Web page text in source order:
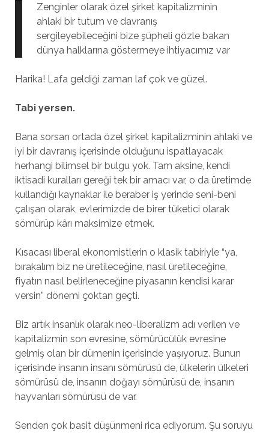
Zenginler olarak özel şirket kapitalizminin
ahlaki bir tutum ve davranış
sergileyebileceğini bize şüpheli gözle bakan
dünya halklarına göstermeye ihtiyacımız var
Harika! Lafa geldiği zaman laf çok ve güzel.
Tabi yersen.
Bana sorsan ortada özel şirket kapitalizminin ahlaki ve
iyi bir davranış içerisinde olduğunu ispatlayacak
herhangi bilimsel bir bulgu yok. Tam aksine, kendi
iktisadi kuralları gereği tek bir amacı var, o da üretimde
kullandığı kaynaklar ile beraber iş yerinde seni-beni
çalışan olarak, evlerimizde de birer tüketici olarak
sömürüp kârı maksimize etmek.
Kısacası liberal ekonomistlerin o klasik tabiriyle “ya,
bırakalım biz ne üretileceğine, nasıl üretileceğine,
fiyatın nasıl belirleneceğine piyasanın kendisi karar
versin” dönemi çoktan geçti.
Biz artık insanlık olarak neo-liberalizm adı verilen ve
kapitalizmin son evresine, sömürücülük evresine
gelmiş olan bir dümenin içerisinde yaşıyoruz. Bunun
içerisinde insanın insanı sömürüsü de, ülkelerin ülkeleri
sömürüsü de, insanın doğayı sömürüsü de, insanın
hayvanları sömürüsü de var.
Senden çok basit düşünmeni rica ediyorum. Şu soruyu